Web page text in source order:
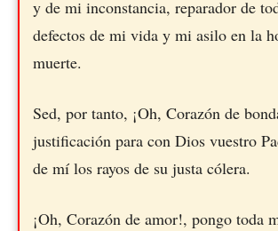
y de mi inconstancia, reparador de
defectos de mi vida y mi asilo en la
muerte.
Sed, por tanto, ¡Oh, Corazón de
justificación para con Dios vuestro
de mí los rayos de su justa cólera.
¡Oh, Corazón de amor!, pongo toda